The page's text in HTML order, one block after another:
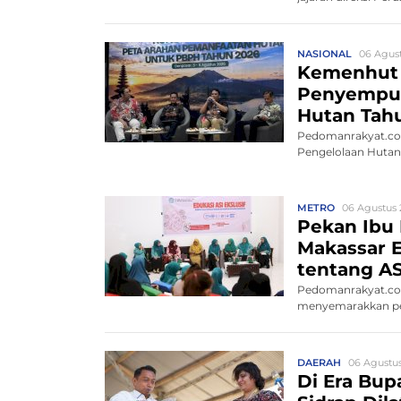
NASIONAL 06
Hutan
Pengelolaan
METRO 06 Agustus
Pekan Ibu
Makassar
tentang
menyemarakkan
DAERAH 06
Di Era